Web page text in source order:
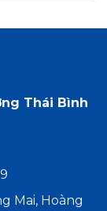
Thái Bình
Mai, Hoàng